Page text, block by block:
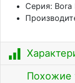
Серия: Bora
Похожие